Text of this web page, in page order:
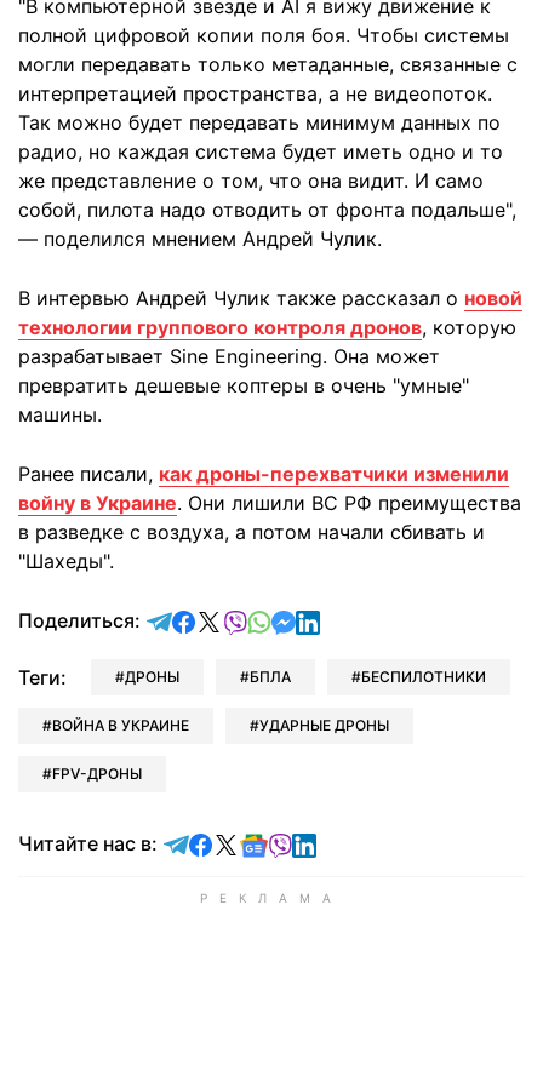
"В компьютерной звезде и AI я вижу движение к
полной цифровой копии поля боя. Чтобы системы
могли передавать только метаданные, связанные с
интерпретацией пространства, а не видеопоток.
Так можно будет передавать минимум данных по
радио, но каждая система будет иметь одно и то
же представление о том, что она видит. И само
собой, пилота надо отводить от фронта подальше",
— поделился мнением Андрей Чулик.
В интервью Андрей Чулик также рассказал о новой
технологии группового контроля дронов, которую
разрабатывает Sine Engineering. Она может
превратить дешевые коптеры в очень "умные"
машины.
Ранее писали, как дроны-перехватчики изменили
войну в Украине. Они лишили ВС РФ преимущества
в разведке с воздуха, а потом начали сбивать и
"Шахеды".
Поделиться: отправить в Telegram
поделиться в Facebook
поделиться в X
отправить в Viber
отправить в Whatsapp
отправить в Messenger
отправить в LinkedIn
Теги: ДРОНЫ БПЛА БЕСПИЛОТНИКИ
ВОЙНА В УКРАИНЕ УДАРНЫЕ ДРОНЫ
FPV-ДРОНЫ
Читайте нас в: Читайте в Telegram
Читайте в Facebook
Читайте в X
Читайте в Google news
Читайте в Viber
Читайте в LinkedIn